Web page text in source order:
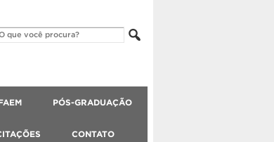
PÓS-GRADUAÇÃO
CONTATO